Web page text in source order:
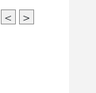
< >